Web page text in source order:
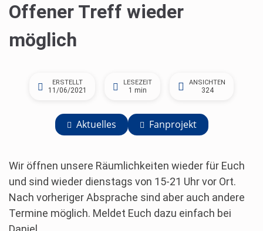
Offener Treff wieder
möglich
ERSTELLT
11/06/2021
LESEZEIT
1 min
ANSICHTEN
324
Aktuelles Fanprojekt
Wir öffnen unsere Räumlichkeiten wieder für Euch
und sind wieder dienstags von 15-21 Uhr vor Ort.
Nach vorheriger Absprache sind aber auch andere
Termine möglich. Meldet Euch dazu einfach bei